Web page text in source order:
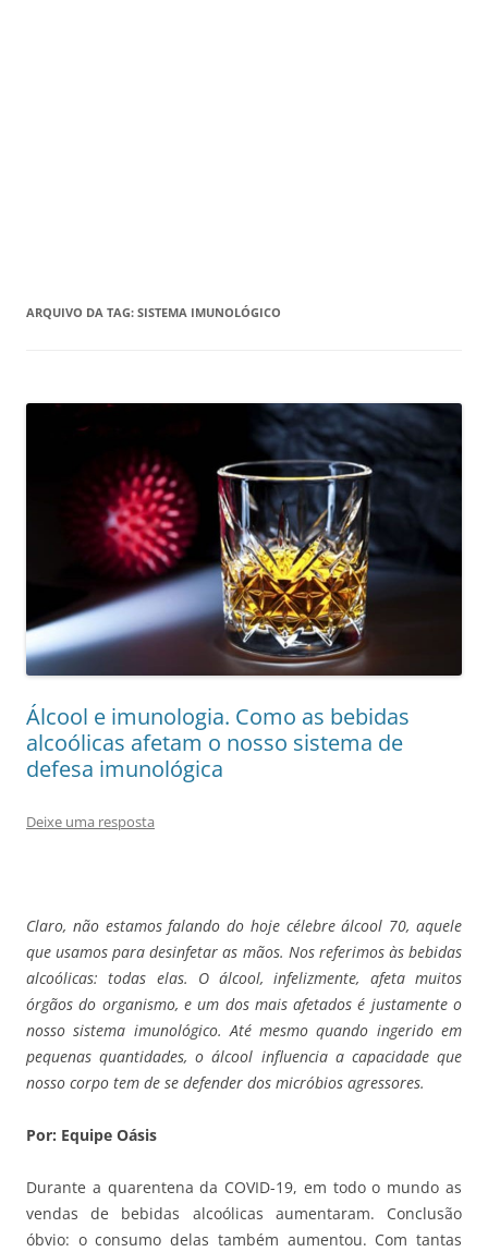
ARQUIVO DA TAG: SISTEMA IMUNOLÓGICO
Álcool e imunologia. Como as bebidas
alcoólicas afetam o nosso sistema de
defesa imunológica
Deixe uma resposta
Claro, não estamos falando do hoje célebre álcool 70, aquele
que usamos para desinfetar as mãos. Nos referimos às bebidas
alcoólicas: todas elas. O álcool, infelizmente, afeta muitos
órgãos do organismo, e um dos mais afetados é justamente o
nosso sistema imunológico. Até mesmo quando ingerido em
pequenas quantidades, o álcool influencia a capacidade que
nosso corpo tem de se defender dos micróbios agressores.
Por: Equipe Oásis
Durante a quarentena da COVID-19, em todo o mundo as
vendas de bebidas alcoólicas aumentaram. Conclusão
óbvio: o consumo delas também aumentou. Com tantas